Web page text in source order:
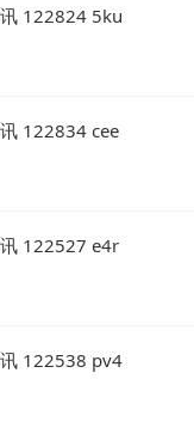
122824 5ku
122834 cee
122527 e4r
122538 pv4